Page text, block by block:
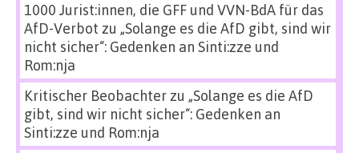
1000 Jurist:innen, die GFF und VVN-BdA für das
AfD-Verbot zu „Solange es die AfD gibt, sind wir
nicht sicher“: Gedenken an Sinti:zze und
Rom:nja
Kritischer Beobachterzu „Solange es die AfD
gibt, sind wir nicht sicher“: Gedenken an
Sinti:zze und Rom:nja